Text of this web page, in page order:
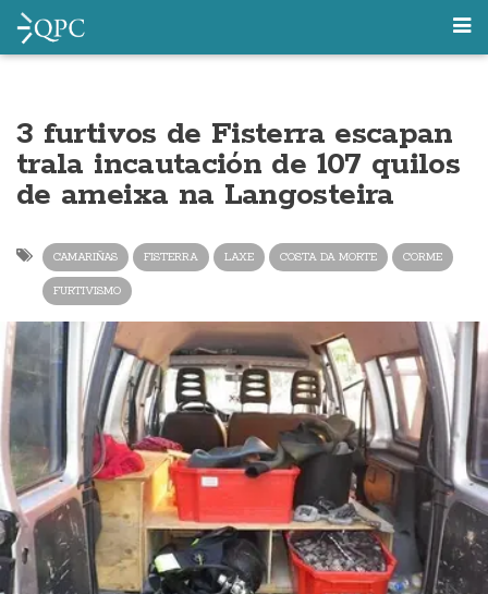
3 furtivos de Fisterra escapan
trala incautación de 107 quilos
de ameixa na Langosteira
CAMARIÑAS FISTERRA LAXE COSTA DA MORTE CORME
FURTIVISMO